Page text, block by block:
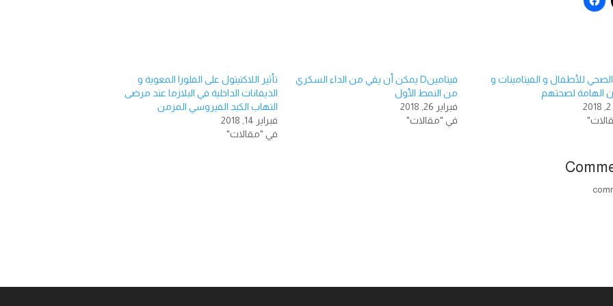
الصحي للأطفال و الفيتامينات و
الهامة لصحتهم
فيتامينD يمكن أن يقي من الداء السكري
من النمط الأول
فبراير 26, 2018
في "مقالات"
تأثیر اللاكتیتول على الفلورا المعویة و
الذیفانات الداخلیة في البلازما عند مرضى
التھاب الكبد الفیروسي المزمن
فبراير 14, 2018
في "مقالات"